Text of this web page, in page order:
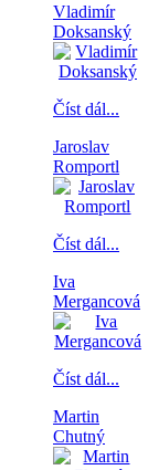
Vladimír
Doksanský
Číst dál...
Jaroslav
Romportl
Číst dál...
Iva
Mergancová
Číst dál...
Martin
Chutný